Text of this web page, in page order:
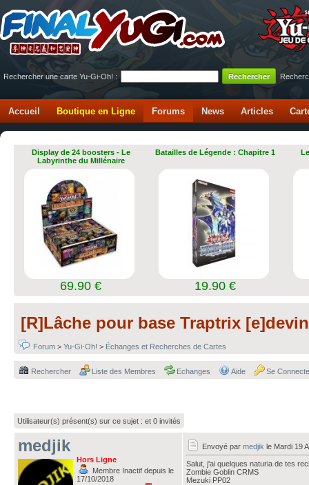
Rechercher une carte Yu-Gi-Oh! :
Accueil Boutique en Ligne Forums News Articles
Display de 24 boosters - Le
Labyrinthe du Millénaire
69.90 €
Batailles de Légende : Chapitre 1
19.90 €
[R]Lâche pour base Traptrix
Forum > Yu-Gi-Oh! > Échanges et Recherches de Cartes
Rechercher Liste des Membres Echanges Aide Se
Utilisateur(s) présent(s) sur ce sujet : et 0 invités
medjik
Hors Ligne
Membre Inactif depuis le
17/10/2018
Envoyé par medjik le Mardi 19
Salut, j'ai quelques naturia de tes
Zombie Goblin CRMS
Mezuki PP02